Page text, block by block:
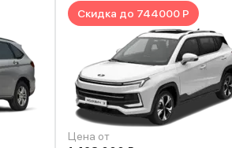
Скидка до 744000 Р
Цена от